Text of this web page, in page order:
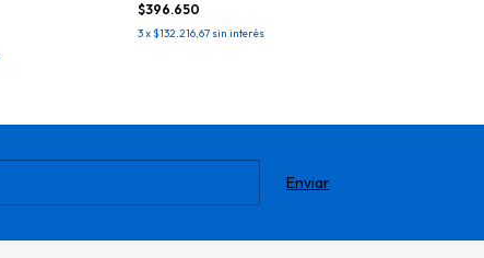
$396.650
3x$132.216,67 sin interés